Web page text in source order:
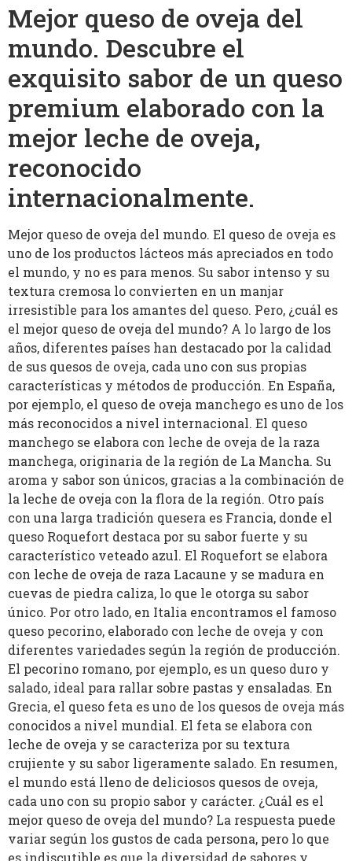
Mejor queso de oveja del
mundo. Descubre el
exquisito sabor de un queso
premium elaborado con la
mejor leche de oveja,
reconocido
internacionalmente.
Mejor queso de oveja del mundo. El queso de oveja es
uno de los productos lácteos más apreciados en todo
el mundo, y no es para menos. Su sabor intenso y su
textura cremosa lo convierten en un manjar
irresistible para los amantes del queso. Pero, ¿cuál es
el mejor queso de oveja del mundo? A lo largo de los
años, diferentes países han destacado por la calidad
de sus quesos de oveja, cada uno con sus propias
características y métodos de producción. En España,
por ejemplo, el queso de oveja manchego es uno de los
más reconocidos a nivel internacional. El queso
manchego se elabora con leche de oveja de la raza
manchega, originaria de la región de La Mancha. Su
aroma y sabor son únicos, gracias a la combinación de
la leche de oveja con la flora de la región. Otro país
con una larga tradición quesera es Francia, donde el
queso Roquefort destaca por su sabor fuerte y su
característico veteado azul. El Roquefort se elabora
con leche de oveja de raza Lacaune y se madura en
cuevas de piedra caliza, lo que le otorga su sabor
único. Por otro lado, en Italia encontramos el famoso
queso pecorino, elaborado con leche de oveja y con
diferentes variedades según la región de producción.
El pecorino romano, por ejemplo, es un queso duro y
salado, ideal para rallar sobre pastas y ensaladas. En
Grecia, el queso feta es uno de los quesos de oveja más
conocidos a nivel mundial. El feta se elabora con
leche de oveja y se caracteriza por su textura
crujiente y su sabor ligeramente salado. En resumen,
el mundo está lleno de deliciosos quesos de oveja,
cada uno con su propio sabor y carácter. ¿Cuál es el
mejor queso de oveja del mundo? La respuesta puede
variar según los gustos de cada persona, pero lo que